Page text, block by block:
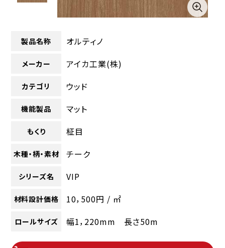
製品名称 オルティノ
メーカー アイカ工業(株)
カテゴリ ウッド
機能製品 マット
もくり 柾目
木種・柄・素材 チーク
シリーズ名 VIP
材料設計価格 10，500円 / ㎡
ロールサイズ 幅1，220mm 長さ50m